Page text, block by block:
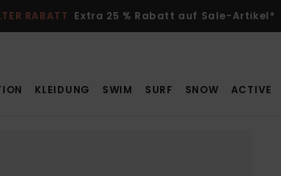
RABATT Extra 25 % Rabatt auf Sale-Artikel*
KLEIDUNG SWIM SURF SNOW ACTIVE